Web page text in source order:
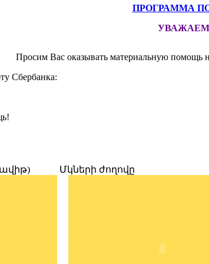
ПРОГРАММА
Просим Вас оказывать материальную помощь
Сбербанка:
Մկների ժողովը